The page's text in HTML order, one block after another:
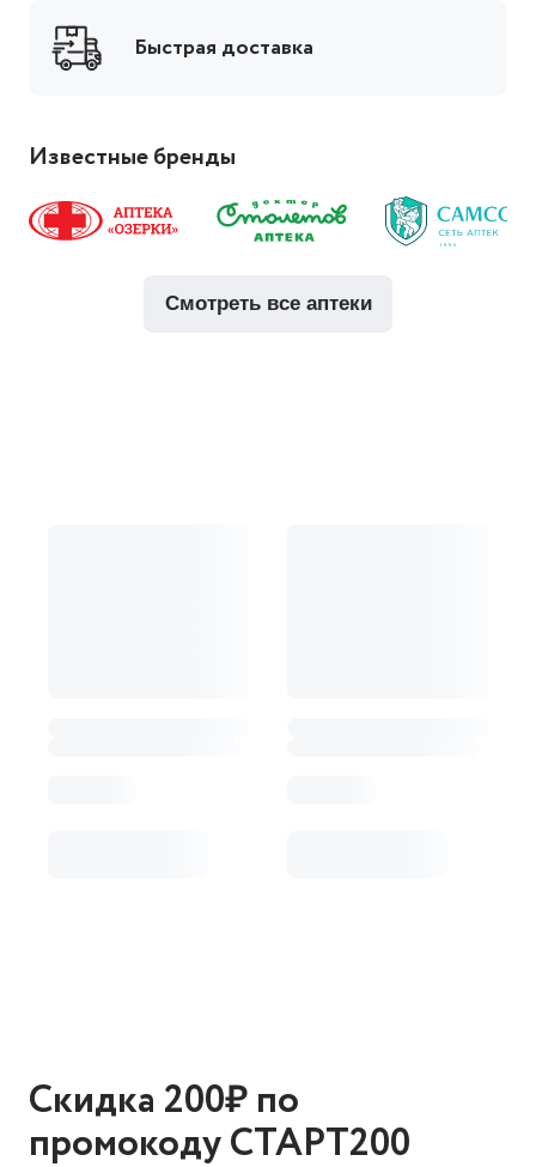
Быстрая доставка
Известные бренды
смотреть все аптеки
Скидка 200₽ по
промокоду СТАРТ200